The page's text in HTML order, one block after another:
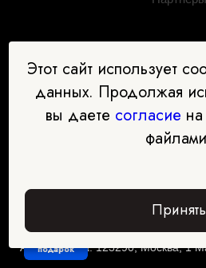
подарок
профессионального
ИНН: 7734432085 ОГРН:
Адрес офиса: 123290, Москва, 1
Этот сайт использует
данных. Продолжая
вы даете согласие
Принять